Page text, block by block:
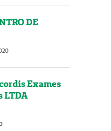
DE
Exames
LTDA